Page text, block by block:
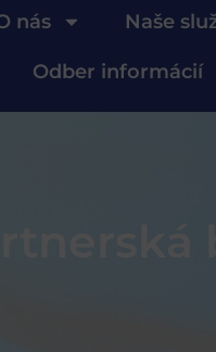
nás Naše
Odber informácií